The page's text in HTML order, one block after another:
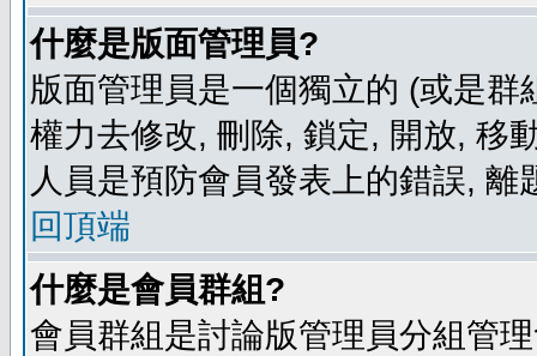
什麼是版面管理員?
版面管理員是一個獨立的 (或是
權力去修改, 刪除, 鎖定, 開放, 移
人員是預防會員發表上的錯誤, 離
回頂端
什麼是會員群組?
會員群組是討論版管理員分組管